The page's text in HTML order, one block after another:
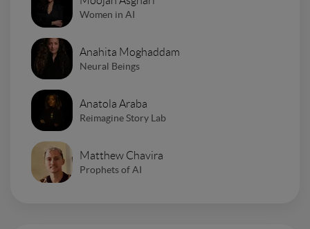
Women in AI
Anahita Moghaddam
Neural Beings
Anatola Araba
Reimagine Story Lab
Matthew Chavira
Prophets of AI